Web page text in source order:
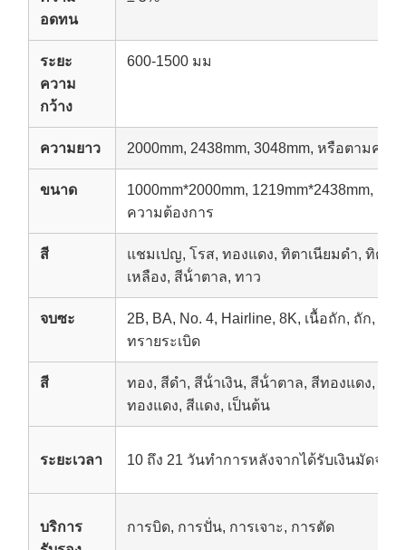
อดทน
ระยะ
ความ
กว้าง
600-1500 มม
ความยาว 2000mm, 2438mm, 3048mm, หรือตามควา
ขนาด
1000mm*2000mm, 1219mm*2438mm,
ความต้องการ
สี
แชมเปญ, โรส, ทองแดง, ทิตาเนียมดํา, ทิตาเ
เหลือง, สีน้ําตาล, ทาว
จบซะ
2B, BA, No. 4, Hairline, 8K, เนื้อถัก, ถัก, สั่น
ทรายระเบิด
สี
ทอง, สีดํา, สีน้ําเงิน, สีน้ําตาล, สีทองแดง, สีม่
ทองแดง, สีแดง, เป็นต้น
ระยะเวลา 10 ถึง 21 วันทําการหลังจากได้รับเงินมัดจํา
บริการ
การบิด, การปั่น, การเจาะ, การตัด